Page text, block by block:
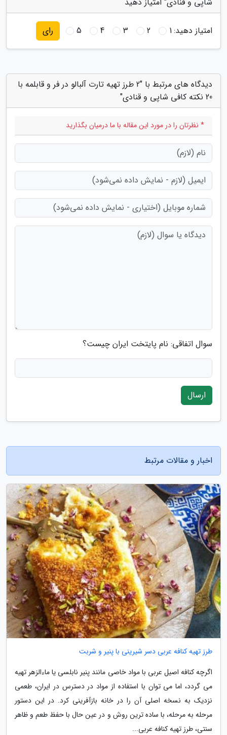
امتیاز دهید:1
2
3
4
5 رای
دیدگاه های مرتبط با "2 طرز تهیه تارت آلبالو در فر و قابلمه با
20 نکته کافی شاپی و قنادی"
* نظرتان را در مورد این مقاله با ما درمیان بگذارید
سوال اتفاقی: نام پایتخت ایران چیست؟
ارسال
اخبار و مقالات مرتبط
طرز تهیه کنافه عربی دسر شیرینی با پنیر و شربت
اگرچه کنافه اصیل عربی با مواد خاصی مانند پنیر نابلسی یا ماءالزهر تهیه
می گردد، اما می توان با استفاده از مواد در دسترس در ایران، طعمی
نزدیک به نسخه اصلی آن را در خانه بازآفرینی کرد. در این دستور
مرحله به مرحله، با ساده ترین روش و در عین حال با حفظ طعم و ظاهر
سنتی، طرز تهیه کنافه عربی...